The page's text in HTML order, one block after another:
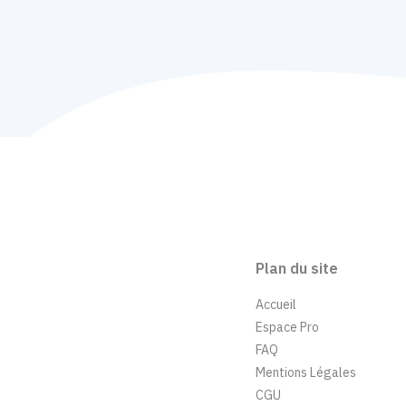
Plan du site
Accueil
Espace Pro
FAQ
Mentions Légales
CGU